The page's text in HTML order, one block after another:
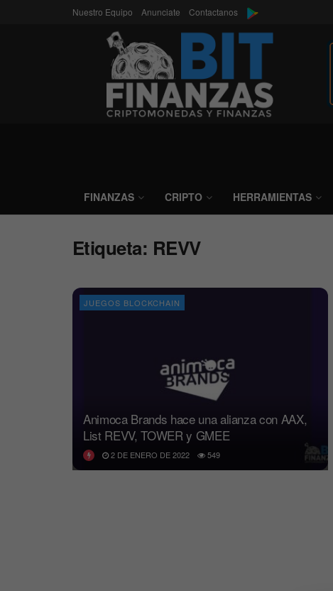
Nuestro Equipo Anunciate Contactanos
FINANZAS CRIPTO HERRAMIENTAS
Etiqueta: REVV
JUEGOS BLOCKCHAIN
Animoca Brands hace una alianza con AAX,
List REVV, TOWER y GMEE
2 DE ENERO DE 2022 549